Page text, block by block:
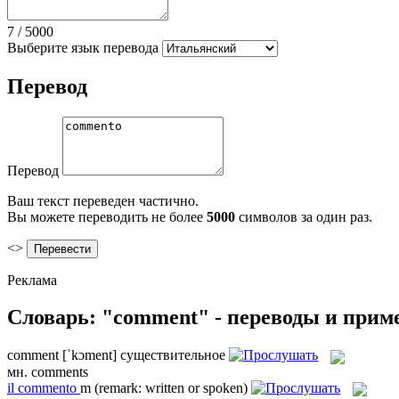
7 / 5000
Выберите язык перевода
Перевод
Перевод
Ваш текст переведен частично.
Вы можете переводить не более 5000 символов за один раз.
<>
Реклама
Словарь: "comment" - переводы и
comment [ˈkɔment] существительное
мн. comments
il commento m (remark: written or spoken)